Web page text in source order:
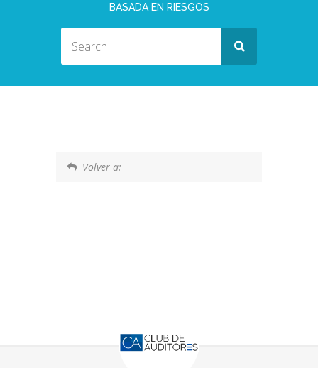
BASADA EN RIESGOS
Volver a: